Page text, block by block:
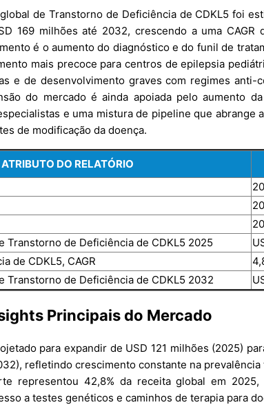
de Transtorno de Deficiência de CDKL5 foi
169 milhões até 2032, crescendo a uma
é o aumento do diagnóstico e do funil de
mais precoce para centros de epilepsia
e de desenvolvimento graves com regimes anti-
do mercado é ainda apoiada pelo aumento
e uma mistura de pipeline que abrange
de modificação da doença.
ATRIBUTO DO RELATÓRIO
Transtorno de Deficiência de CDKL5 2025
de CDKL5, CAGR
Transtorno de Deficiência de CDKL5 2032
Principais do Mercado
para expandir de USD 121 milhões (2025)
refletindo crescimento constante na
representou 42,8% da receita global em
a testes genéticos e caminhos de terapia para